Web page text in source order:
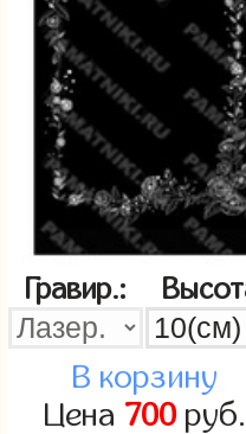
Гравир.:
В корзину
Цена 700руб.